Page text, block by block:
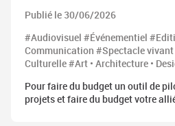
Publié le 30/06/2026
#Audiovisuel #Événementiel
Communication #Spectacle
Culturelle #Art • Architecture •
Pour faire du budget un outil de
projets et faire du budget votre